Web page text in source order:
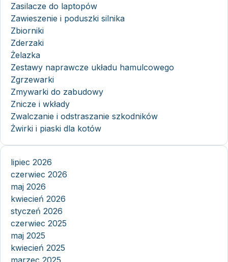
Zasilacze do laptopów
Zawieszenie i poduszki silnika
Zbiorniki
Zderzaki
Żelazka
Zestawy naprawcze układu hamulcowego
Zgrzewarki
Zmywarki do zabudowy
Znicze i wkłady
Zwalczanie i odstraszanie szkodników
Żwirki i piaski dla kotów
lipiec 2026
czerwiec 2026
maj 2026
kwiecień 2026
styczeń 2026
czerwiec 2025
maj 2025
kwiecień 2025